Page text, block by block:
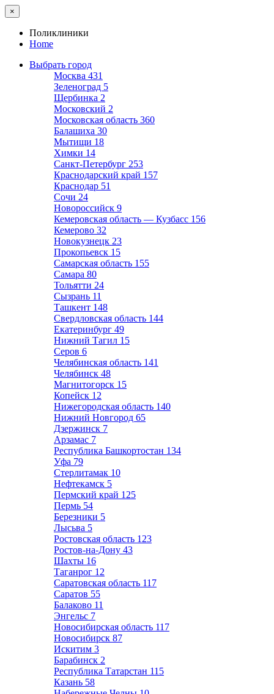
×
Поликлиники
Home
Выбрать город
Москва 431
Зеленоград 5
Щербинка 2
Московский 2
Московская область 360
Балашиха 30
Мытищи 18
Химки 14
Санкт-Петербург 253
Краснодарский край 157
Краснодар 51
Сочи 24
Новороссийск 9
Кемеровская область — Кузбасс 156
Кемерово 32
Новокузнецк 23
Прокопьевск 15
Самарская область 155
Самара 80
Тольятти 24
Сызрань 11
Ташкент 148
Свердловская область 144
Екатеринбург 49
Нижний Тагил 15
Серов 6
Челябинская область 141
Челябинск 48
Магнитогорск 15
Копейск 12
Нижегородская область 140
Нижний Новгород 65
Дзержинск 7
Арзамас 7
Республика Башкортостан 134
Уфа 79
Стерлитамак 10
Нефтекамск 5
Пермский край 125
Пермь 54
Березники 5
Лысьва 5
Ростовская область 123
Ростов-на-Дону 43
Шахты 16
Таганрог 12
Саратовская область 117
Саратов 55
Балаково 11
Энгельс 7
Новосибирская область 117
Новосибирск 87
Искитим 3
Барабинск 2
Республика Татарстан 115
Казань 58